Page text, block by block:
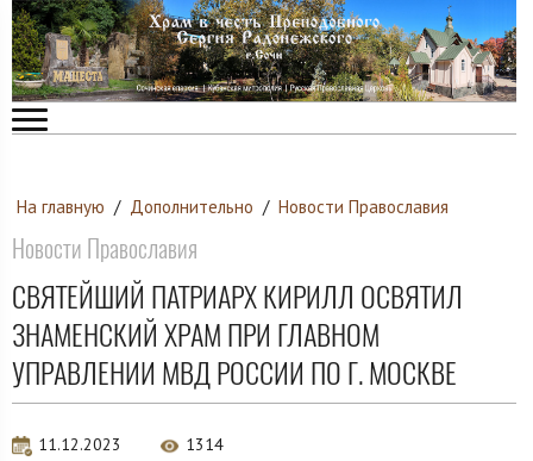
На главную / Дополнительно / Новости Православия
Новости Православия
СВЯТЕЙШИЙ ПАТРИАРХ КИРИЛЛ ОСВЯТИЛ
ЗНАМЕНСКИЙ ХРАМ ПРИ ГЛАВНОМ
УПРАВЛЕНИИ МВД РОССИИ ПО Г. МОСКВЕ
11.12.2023 1314